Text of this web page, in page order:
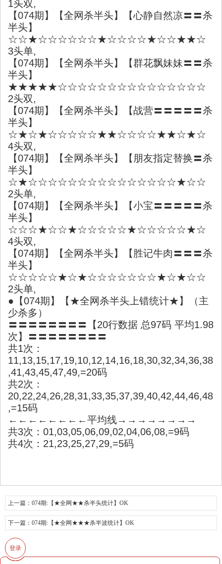
1头双,
【074期】【全网杀半头】【心静自然凉〓〓杀
半头】
☆☆★☆☆☆☆☆☆★☆☆☆☆★☆☆★★☆
3头单,
【074期】【全网杀半头】【群花飘妹妹〓〓杀
半头】
★★★★★☆☆☆☆☆☆☆☆☆☆☆☆☆☆☆
2头双,
【074期】【全网杀半头】【战营〓〓〓〓〓杀
半头】
☆★☆★☆☆☆☆☆★★☆☆☆☆★★☆★☆
4头双,
【074期】【全网杀半头】【朋友指定替换〓杀
半头】
☆★☆☆☆☆☆☆☆☆☆☆☆☆☆☆☆★☆☆
2头单,
【074期】【全网杀半头】【小宝〓〓〓〓〓杀
半头】
☆☆☆★☆☆★☆☆☆☆☆★☆☆☆☆☆★☆
4头双,
【074期】【全网杀半头】【胜记牛肉〓〓〓杀
半头】
☆☆☆☆☆★☆★☆☆☆☆☆☆☆★☆★☆☆
2头单,
●【074期】【★全网杀半头上错统计★】（主
少杀多）
〓〓〓〓〓〓〓〓【20行数据 总97码 平均1.98
次】〓〓〓〓〓〓〓〓
共1次：
11,13,15,17,19,10,12,14,16,18,30,32,34,36,38
,41,43,45,47,49,=20码
共2次：
20,22,24,26,28,31,33,35,37,39,40,42,44,46,48
,=15码
←←←←←←←←平均线→→→→→→→→
共3次：01,03,05,06,09,02,04,06,08,=9码
共4次：21,23,25,27,29,=5码
上一篇： 074期:【★全网★★杀半头统计】OK
下一篇： 074期:【★全网★★★杀半波统计】OK
登录